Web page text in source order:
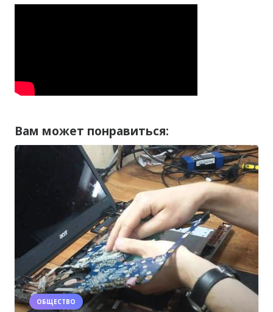
Вам может понравиться:
ОБЩЕСТВО